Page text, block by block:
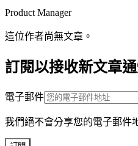
Product Manager
這位作者尚無文章。
訂閱以接收新文章通
電子郵件
我們絕不會分享您的電子郵件